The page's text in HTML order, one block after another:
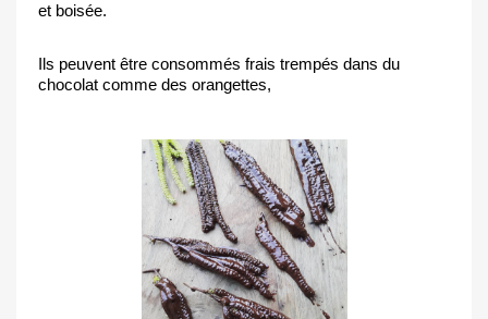
et boisée.
Ils peuvent être consommés frais trempés dans du
chocolat comme des orangettes,